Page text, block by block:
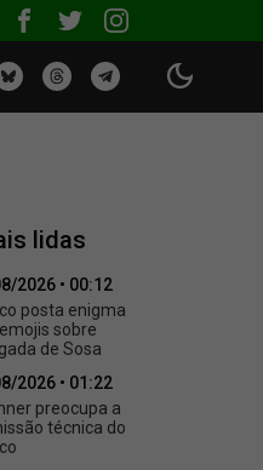
lidas
2026 • 00:12
posta enigma
sobre
de Sosa
2026 • 01:22
preocupa a
técnica do